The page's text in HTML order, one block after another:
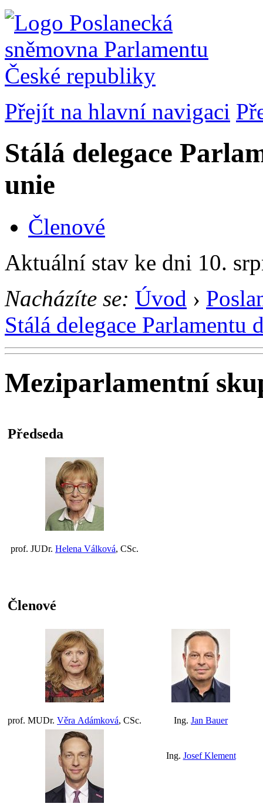
Přejít na hlavní navigaci
Stálá delegace
unie
Členové
Aktuální stav ke dni 10.
Nacházíte se: Úvod ›
Stálá delegace
Meziparlamentní
Předseda
prof. JUDr. Helena Válková, CSc.
Členové
prof. MUDr. Věra Adámková, CSc. Ing. Jan Bauer
Ing. Josef Klement